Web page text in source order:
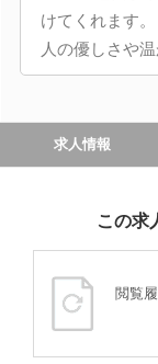
けてくれます。
人の優しさや
求人情報
この求
閲覧